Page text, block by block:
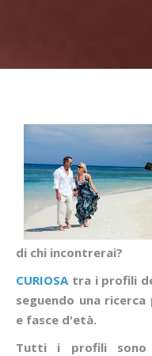
di chi incontrerai?
CURIOSAtra i profili
seguendo una
e fasce d'età.
Tutti i profili